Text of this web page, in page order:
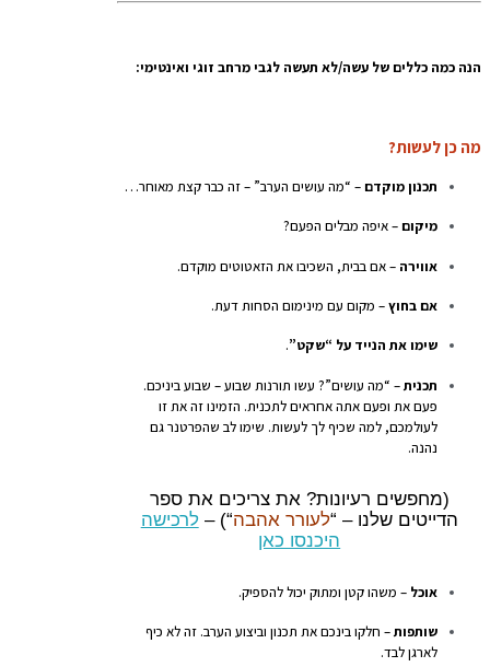
הנה כמה כללים של עשה/לא תעשה לגבי מרחב זוגי ואינטימי:
מה כן לעשות?
תכנון מוקדם – “מה עושים הערב” – זה כבר קצת מאוחר…
מיקום – איפה מבלים הפעם?
אווירה – אם בבית, השכיבו את הזאטוטים מוקדם.
אם בחוץ– מקום עם מינימום הסחות דעת.
שימו את הנייד על “שקט”.
תכנית– “מה עושים”? עשו תורנות שבוע – שבוע ביניכם.
פעם את ופעם אתה אחראים לתכנית. הזמינו זה את זו
לעולמכם, למה שכיף לך לעשות. שימו לב שהפרטנר גם
נהנה.
(מחפשים רעיונות? את צריכים את ספר
הדייטים שלנו – “לעורר אהבה“) –לרכישה
היכנסו כאן
אוכל – משהו קטן ומתוק יכול להספיק.
שותפות– חלקו בינכם את תכנון וביצוע הערב. זה לא כיף
לארגן לבד.